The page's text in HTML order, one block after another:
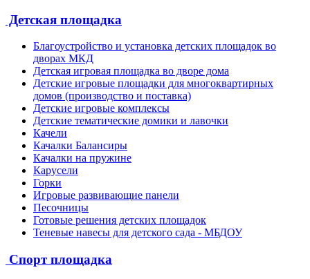
Детская площадка
Благоустройство и установка детских площадок во
дворах МКД
Детская игровая площадка во дворе дома
Детские игровые площадки для многоквартирных
домов (производство и поставка)
Детские игровые комплексы
Детские тематические домики и лавочки
Качели
Качалки Балансиры
Качалки на пружине
Карусели
Горки
Игровые развивающие панели
Песочницы
Готовые решения детских площадок
Теневые навесы для детского сада - МБДОУ
Спорт площадка